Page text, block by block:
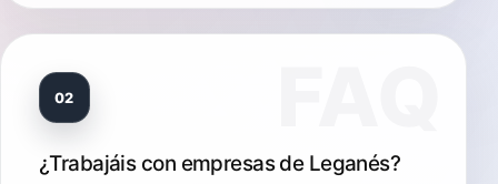
02
¿Trabajáis con empresas de Leganés?